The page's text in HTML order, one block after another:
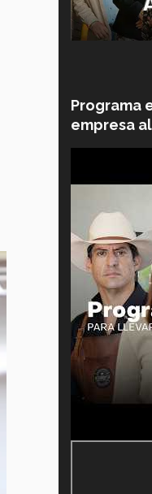
Programa
empresa